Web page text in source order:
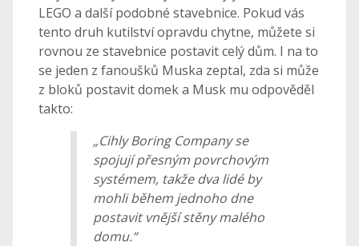
LEGO a další podobné stavebnice. Pokud vás
tento druh kutilství opravdu chytne, můžete si
rovnou ze stavebnice postavit celý dům. I na to
se jeden z fanoušků Muska zeptal, zda si může
z bloků postavit domek a Musk mu odpověděl
takto:
„Cihly Boring Company se
spojují přesným povrchovým
systémem, takže dva lidé by
mohli během jednoho dne
postavit vnější stěny malého
domu.“